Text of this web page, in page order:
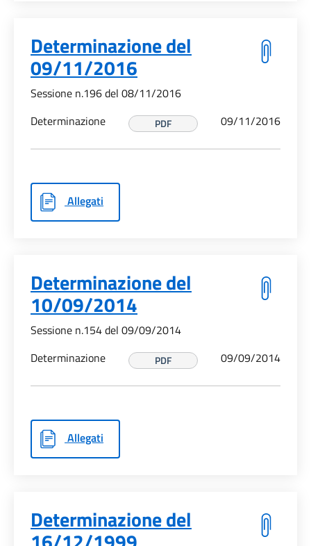
Determinazione del
09/11/2016
Sessione n.196 del 08/11/2016
Determinazione
PDF 09/11/2016
Allegati
Determinazione del
10/09/2014
Sessione n.154 del 09/09/2014
Determinazione
PDF 09/09/2014
Allegati
Determinazione del